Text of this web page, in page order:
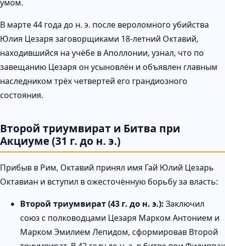
умом.
В марте 44 года до н. э. после вероломного убийства
Юлия Цезаря заговорщиками 18-летний Октавий,
находившийся на учёбе в Аполлонии, узнал, что по
завещанию Цезаря он усыновлён и объявлен главным
наследником трёх четвертей его грандиозного
состояния.
Второй триумвират и Битва при
Акциуме (31 г. до н. э.)
Прибыв в Рим, Октавий принял имя Гай Юлий Цезарь
Октавиан и вступил в ожесточённую борьбу за власть:
Второй триумвират (43 г. до н. э.): Заключил
союз с полководцами Цезаря Марком Антонием и
Марком Эмилием Лепидом, сформировав Второй